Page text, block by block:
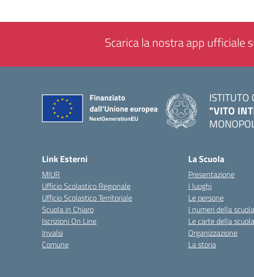
Scarica la nostra app ufficiale
ISTITUTO
"VITO
Link Esterni
MIUR
Ufficio Scolastico Regionale
Ufficio Scolastico Territoriale
Scuola in Chiaro
Iscrizioni On Line
Invalsi
Comune
La Scuola
Presentazione
I luoghi
Le persone
I numeri della scuola
Le carte della scuola
Organizzazione
La storia